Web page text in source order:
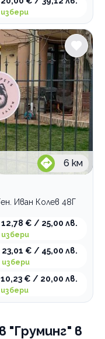
избери
6 км
Иван Колев 48Г
12,78 € / 25,00 лв.
избери
23,01 € / 45,00 лв.
избери
10,23 € / 20,00 лв.
избери
в "Груминг" в